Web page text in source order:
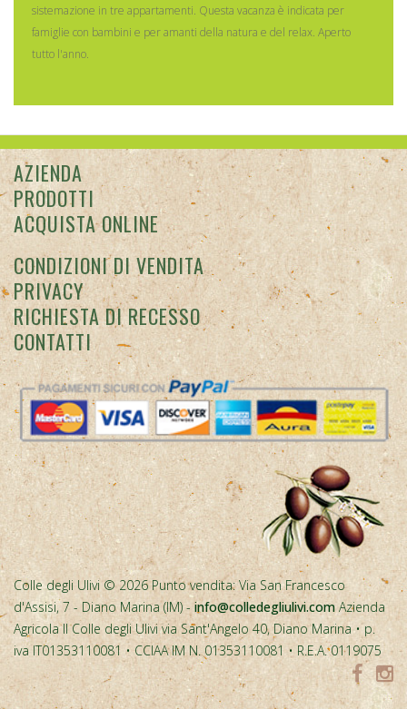
sistemazione in tre appartamenti. Questa vacanza è indicata per
famiglie con bambini e per amanti della natura e del relax. Aperto
tutto l'anno.
AZIENDA
PRODOTTI
ACQUISTA ONLINE
CONDIZIONI DI VENDITA
PRIVACY
RICHIESTA DI RECESSO
CONTATTI
Colle degli Ulivi © 2026 Punto vendita: Via San Francesco
d'Assisi, 7 - Diano Marina (IM) - info@colledegliulivi.com Azienda
Agricola Il Colle degli Ulivi via Sant'Angelo 40, Diano Marina • p.
iva IT01353110081 • CCIAA IM N. 01353110081 • R.E.A. 0119075